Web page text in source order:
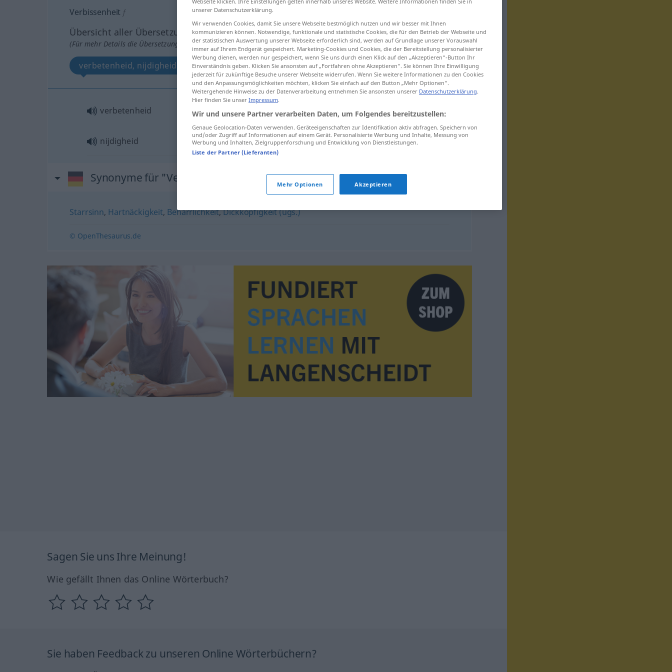
Verbissenheit f
Übersicht aller Übersetzungen
(Für mehr Details die Übersetzung anklicken/antippen)
verbetenheid, nijdigheid
verbetenheid Verbissenheit
nijdigheid Verbissenheit
Synonyme für "Verbissenheit"
Starrsinn, Hartnäckigkeit, Beharrlichkeit,Dickköpfigkeit (ugs.)
© OpenThesaurus.de
Sagen Sie uns Ihre Meinung!
Wie gefällt Ihnen das Online Wörterbuch?
Sie haben Feedback zu unseren Online Wörterbüchern?
unserer Datenschutzerklärung.
Wir verwenden Cookies, damit Sie unsere Webseite bestmöglich nutzen und wir besser mit Ihnen
kommunizieren können. Notwendige, funktionale und statistische Cookies, die für den Betrieb der Webseite und
der statistischen Auswertung unserer Webseite erforderlich sind, werden auf Grundlage unserer Vorauswahl
immer auf Ihrem Endgerät gespeichert. Marketing-Cookies und Cookies, die der Bereitstellung personalisierter
Werbung dienen, werden nur gespeichert, wenn Sie uns durch einen Klick auf den „Akzeptieren“-Button Ihr
Einverständnis geben. Klicken Sie ansonsten auf „Fortfahren ohne Akzeptieren“. Sie können Ihre Einwilligung
jederzeit für zukünftige Besuche unserer Webseite widerrufen. Wenn Sie weitere Informationen zu den Cookies
und den Anpassungsmöglichkeiten möchten, klicken Sie einfach auf den Button „Mehr Optionen“.
Weitergehende Hinweise zu der Datenverarbeitung entnehmen Sie ansonsten unserer Datenschutzerklärung.
Hier finden Sie unser Impressum.
Wir und unsere Partner verarbeiten Daten, um Folgendes bereitzustellen:
Genaue Geolocation-Daten verwenden. Geräteeigenschaften zur Identifikation aktiv abfragen. Speichern von
und/oder Zugriff auf Informationen auf einem Gerät. Personalisierte Werbung und Inhalte, Messung von
Werbung und Inhalten, Zielgruppenforschung und Entwicklung von Dienstleistungen.
Liste der Partner (Lieferanten)
Mehr Optionen Akzeptieren